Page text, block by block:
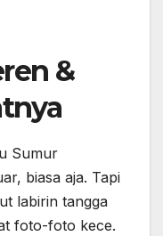
&
Sumur
biasa aja. Tapi
labirin tangga
foto-foto kece.